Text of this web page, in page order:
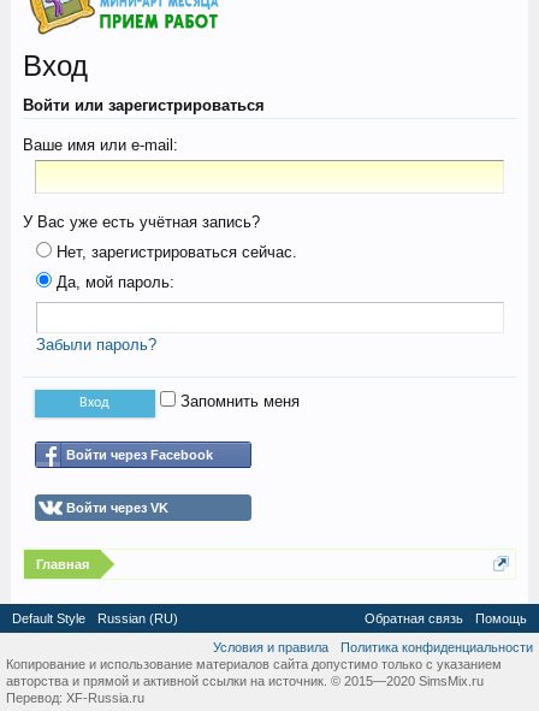
Вход
Войти или зарегистрироваться
Ваше имя или e-mail:
У Вас уже есть учётная запись?
Нет, зарегистрироваться сейчас.
Да, мой пароль:
Забыли пароль?
Запомнить меня
Войти через Facebook
Войти через VK
Главная
Default Style Russian (RU) Обратная связь
Помощь
Условия и правила
Политика конфиденциальности
Копирование и использование материалов сайта допустимо только с указанием
авторства и прямой и активной ссылки на источник. © 2015—2020 SimsMix.ru
Перевод: XF-Russia.ru